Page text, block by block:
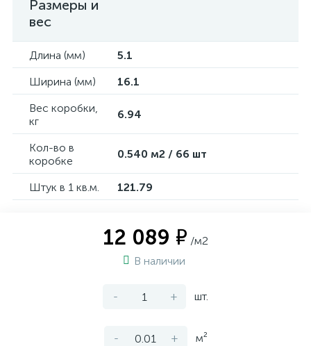
Размеры и
вес
Длина (мм)
5.1
Ширина (мм)
16.1
Вес коробки,
кг
6.94
Кол-во в
коробке
0.540 м2 / 66 шт
Штук в 1 кв.м. 121.79
12 089 ₽ /м2
В наличии
- + шт.
- + м²